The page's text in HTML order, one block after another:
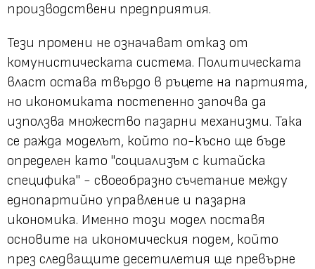
производствени предприятия.
Тези промени не означават отказ от
комунистическата система. Политическата
власт остава твърдо в ръцете на партията,
но икономиката постепенно започва да
използва множество пазарни механизми. Така
се ражда моделът, който по-късно ще бъде
определен като "социализъм с китайска
специфика" - своеобразно съчетание между
еднопартийно управление и пазарна
икономика. Именно този модел поставя
основите на икономическия подем, който
през следващите десетилетия ще превърне